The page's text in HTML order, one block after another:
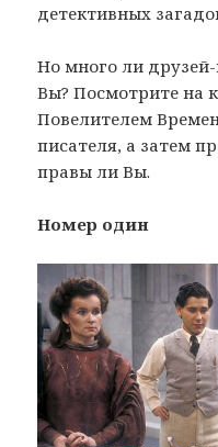
детективных
Но много ли
Вы? Посмотрите на
Повелителем
писателя, а затем
правы ли Вы.
Номер один